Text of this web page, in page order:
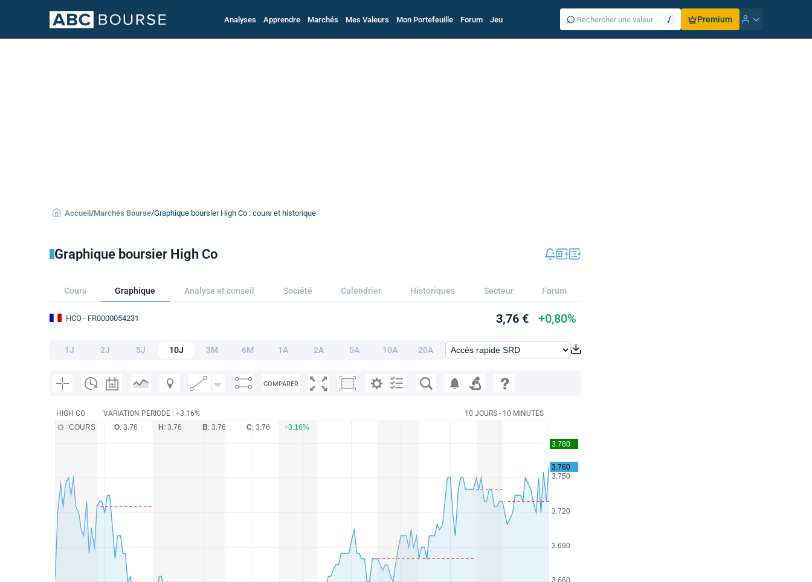
Analyses Apprendre Marchés Mes Valeurs Mon Portefeuille Forum Jeu ⌕ / Premium
Accueil /Marchés Bourse/Graphique boursier High Co : cours et historique
Graphique boursier High Co
Cours Graphique Analyse et conseil Société Calendrier Historiques Secteur Forum
HCO - FR0000054231 3,76 € +0,80%
1J 2J 5J 10J 3M 6M 1A 2A 5A 10A 20A
COMPARER
HIGH CO VARIATION PERIODE : +3.16% 10 JOURS - 10 MINUTES
COURS O: 3.76 H : 3.76 B: 3.76 C: 3.76 +3.16%